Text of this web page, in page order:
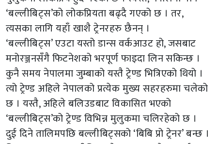
‘बल्लीबिट्स’को लोकप्रियता बढ्दै गएको छ । तर,
त्यसका लागि यहाँ खाशै ट्रेनरहरु छैनन् ।
‘बल्लीबिट्स’ एउटा यस्तो डान्स वर्कआउट हो, जसबाट
मनोरञ्जनसँगै फिटनेशको भरपूर्ण फाइदा लिन सकिन्छ ।
कुनै समय नेपालमा जुम्बाको यस्तै ट्रेण्ड भित्रिएको थियो ।
त्यो ट्रेण्ड अहिले नेपालको प्रत्येक मुख्य सहरहरुमा चलेको
छ । यस्तै, अहिले बलिउडबाट विकासित भएको
‘बल्लीबिट्स’को ट्रेण्ड विभिन्न मुलुकमा चलिरहेको छ ।
दुई दिने तालिमपछि बल्लीबिट्सको ‘बिबि प्रो ट्रेनर’ बन्छ ।